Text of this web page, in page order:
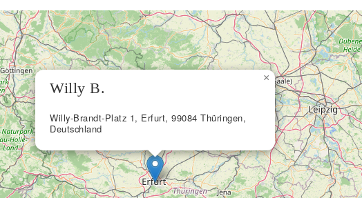
Willy B.
Willy-Brandt-Platz 1, Erfurt, 99084 Thüringen,
Deutschland
×